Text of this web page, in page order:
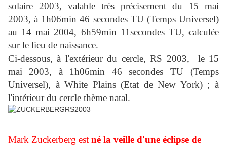
solaire 2003, valable très précisement du 15 mai
2003, à 1h06min 46 secondes TU (Temps Universel)
au 14 mai 2004, 6h59min 11secondes TU, calculée
sur le lieu de naissance.
Ci-dessous, à l'extérieur du cercle, RS 2003, le 15
mai 2003, à 1h06min 46 secondes TU (Temps
Universel), à White Plains (Etat de New York) ; à
l'intérieur du cercle thème natal.
Mark Zuckerberg est né la veille d'une éclipse de